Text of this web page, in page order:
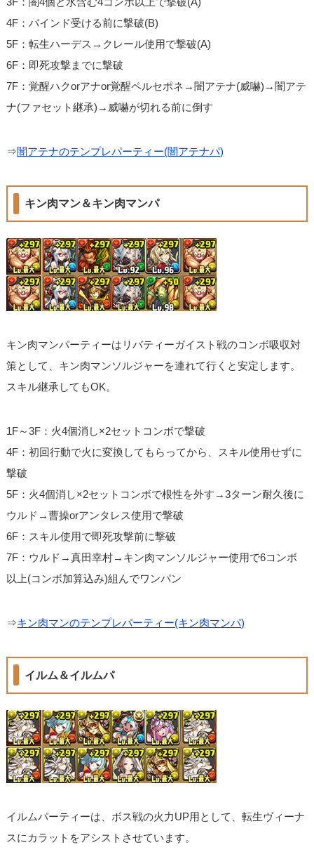
4F：バインド受ける前に撃破(B)
5F：転生ハーデス→クレール使用で撃破(A)
6F：即死攻撃までに撃破
7F：覚醒ハクorアナor覚醒ペルセポネ→闇アテナ(威嚇)→闇アテ
ナ(ファセット継承)→威嚇が切れる前に倒す
⇒闇アテナのテンプレパーティー(闇アテナパ)
キン肉マン＆キン肉マンパ
キン肉マンパーティーはリバティーガイスト戦のコンボ吸収対
策として、キン肉マンソルジャーを連れて行くと安定します。
スキル継承してもOK。
1F～3F：火4個消し×2セットコンボで撃破
4F：初回行動で火に変換してもらってから、スキル使用せずに
撃破
5F：火4個消し×2セットコンボで根性を外す→3ターン耐久後に
ウルド→曹操orアンタレス使用で撃破
6F：スキル使用で即死攻撃前に撃破
7F：ウルド→真田幸村→キン肉マンソルジャー使用で6コンボ
以上(コンボ加算込み)組んでワンパン
⇒キン肉マンのテンプレパーティー(キン肉マンパ)
イルム＆イルムパ
イルムパーティーは、ボス戦の火力UP用として、転生ヴィーナ
スにカラットをアシストさせています。